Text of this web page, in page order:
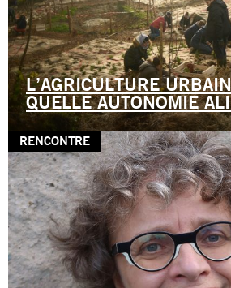
L’AGRICULTURE
QUELLE AUTONOMIE
RENCONTRE